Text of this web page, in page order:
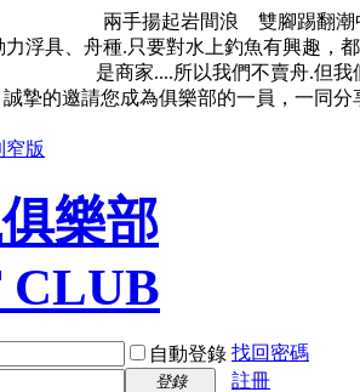
兩手揚起岩間浪 雙腳踢翻
浮具、舟種.只要對水上釣魚有興趣，
是商家....所以我們不賣舟.但
誠摯的邀請您成為俱樂部的一員，一同
窄版
自動登錄 找回密碼
登錄 註冊